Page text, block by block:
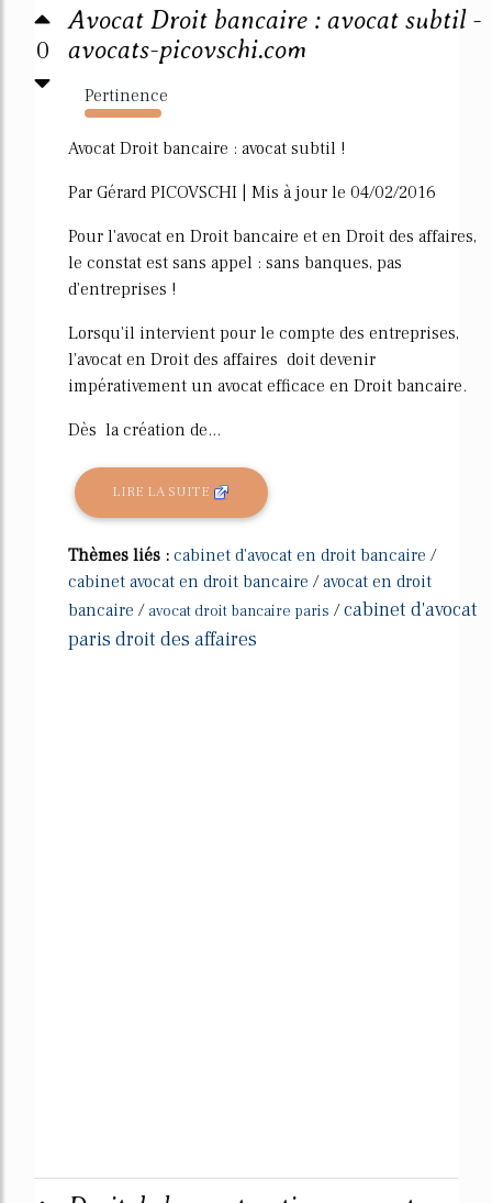
0
Avocat Droit bancaire : avocat subtil -
avocats-picovschi.com
Pertinence
1685%
Avocat Droit bancaire : avocat subtil !
Par Gérard PICOVSCHI | Mis à jour le 04/02/2016
Pour l'avocat en Droit bancaire et en Droit des affaires,
le constat est sans appel : sans banques, pas
d'entreprises !
Lorsqu'il intervient pour le compte des entreprises,
l'avocat en Droit des affaires doit devenir
impérativement un avocat efficace en Droit bancaire.
Dès la création de...
LIRE LA SUITE
Thèmes liés : cabinet d'avocat en droit bancaire /
cabinet avocat en droit bancaire /avocat en droit
bancaire / avocat droit bancaire paris /cabinet d'avocat
paris droit des affaires